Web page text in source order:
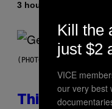
3 hours ago
(PHOTO BY TAYLOR HILL/
This
Kill the
just $2
VICE
our very best